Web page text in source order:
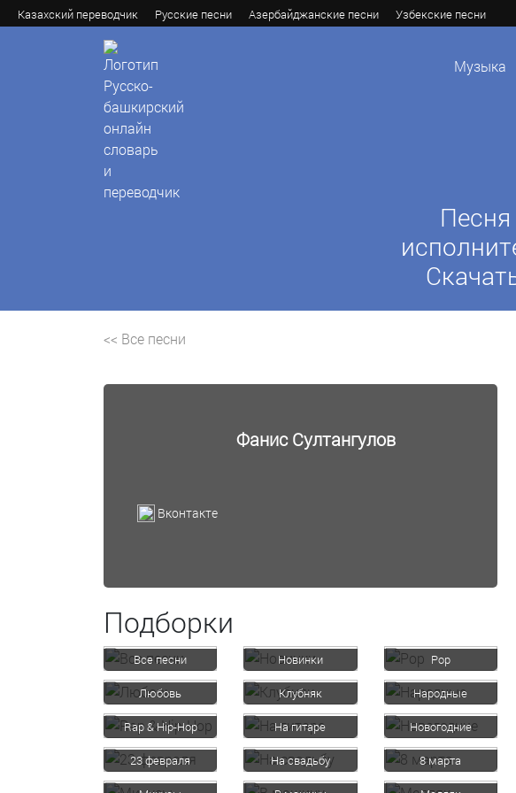
Казахский переводчик Русские песни Азербайджанские песни Узбекские песни
Музыка
<< Все песни
Фанис Султангулов
Вконтакте
Подборки
Все песни Новинки Pop
Любовь Клубняк Народные
Rap & Hip-Hop На гитаре Новогодние
23 февраля На свадьбу 8 марта